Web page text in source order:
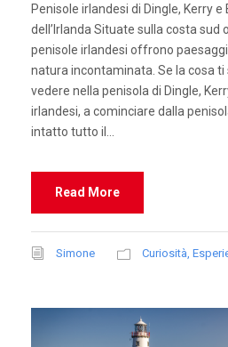
Penisole irlandesi di Dingle, Kerry
dell’Irlanda Situate sulla costa sud
penisole irlandesi offrono
natura incontaminata. Se la cosa
vedere nella penisola di Dingle,
irlandesi, a cominciare dalla
intatto tutto il...
Read More
Simone Curiosità